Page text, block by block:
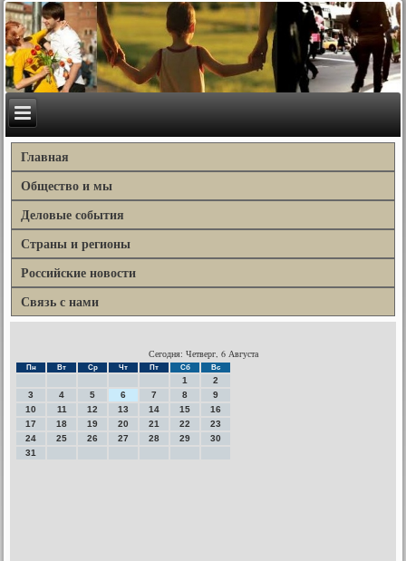
Главная
Общество и мы
Деловые события
Страны и регионы
Российские новости
Связь с нами
Сегодня: Четверг, 6 Августа
Пн Вт Ср Чт Пт Сб Вс
1
2
3
4 5 6 7 8
9
10
11 12 13 14 15
16
17
18 19 20 21 22
23
24
25 26 27 28 29
30
31